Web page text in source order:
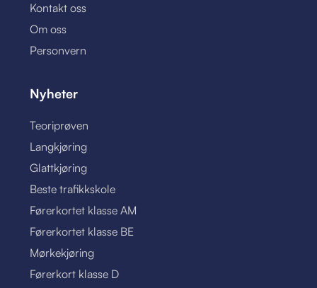
Kontakt oss
Om oss
Personvern
Nyheter
Teoriprøven
Langkjøring
Glattkjøring
Beste trafikkskole
Førerkortet klasse AM
Førerkortet klasse BE
Mørkekjøring
Førerkort klasse D